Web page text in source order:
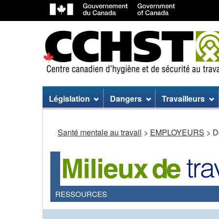
Menu
du
site
Législation Dangers Travailleurs
Santé mentale au travail > EMPLOYEURS >
RESSOURCES